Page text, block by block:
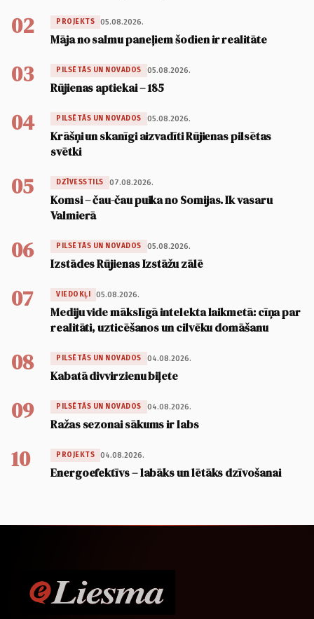
02 PROJEKTS 05.08.2026.
Māja no salmu paneļiem šodien ir realitāte
03 PILSĒTĀS UN NOVADOS 05.08.2026.
Rūjienas aptiekai – 185
04 PILSĒTĀS UN NOVADOS 05.08.2026.
Krāšņi un skanīgi aizvadīti Rūjienas pilsētas
svētki
05 DZĪVESSTILS 07.08.2026.
Komsi – čau-čau puika no Somijas. Ik vasaru
Valmierā
06 PILSĒTĀS UN NOVADOS 05.08.2026.
Izstādes Rūjienas Izstāžu zālē
07 VIEDOKĻI 05.08.2026.
Mediju vide mākslīgā intelekta laikmetā: cīņa par
realitāti, uzticēšanos un cilvēku domāšanu
08 PILSĒTĀS UN NOVADOS 04.08.2026.
Kabatā divvirzienu biļete
09 PILSĒTĀS UN NOVADOS 04.08.2026.
Ražas sezonai sākums ir labs
10 PROJEKTS 04.08.2026.
Energoefektīvs – labāks un lētāks dzīvošanai